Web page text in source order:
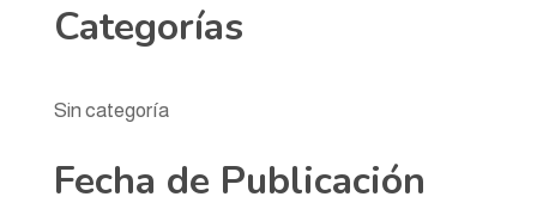
Categorías
Sin categoría
Fecha de Publicación